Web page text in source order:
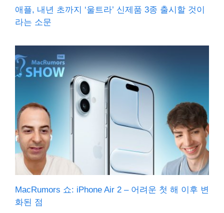
애플, 내년 초까지 ‘울트라’ 신제품 3종 출시할 것이
라는 소문
MacRumors 쇼: iPhone Air 2 – 어려운 첫 해 이후 변
화된 점